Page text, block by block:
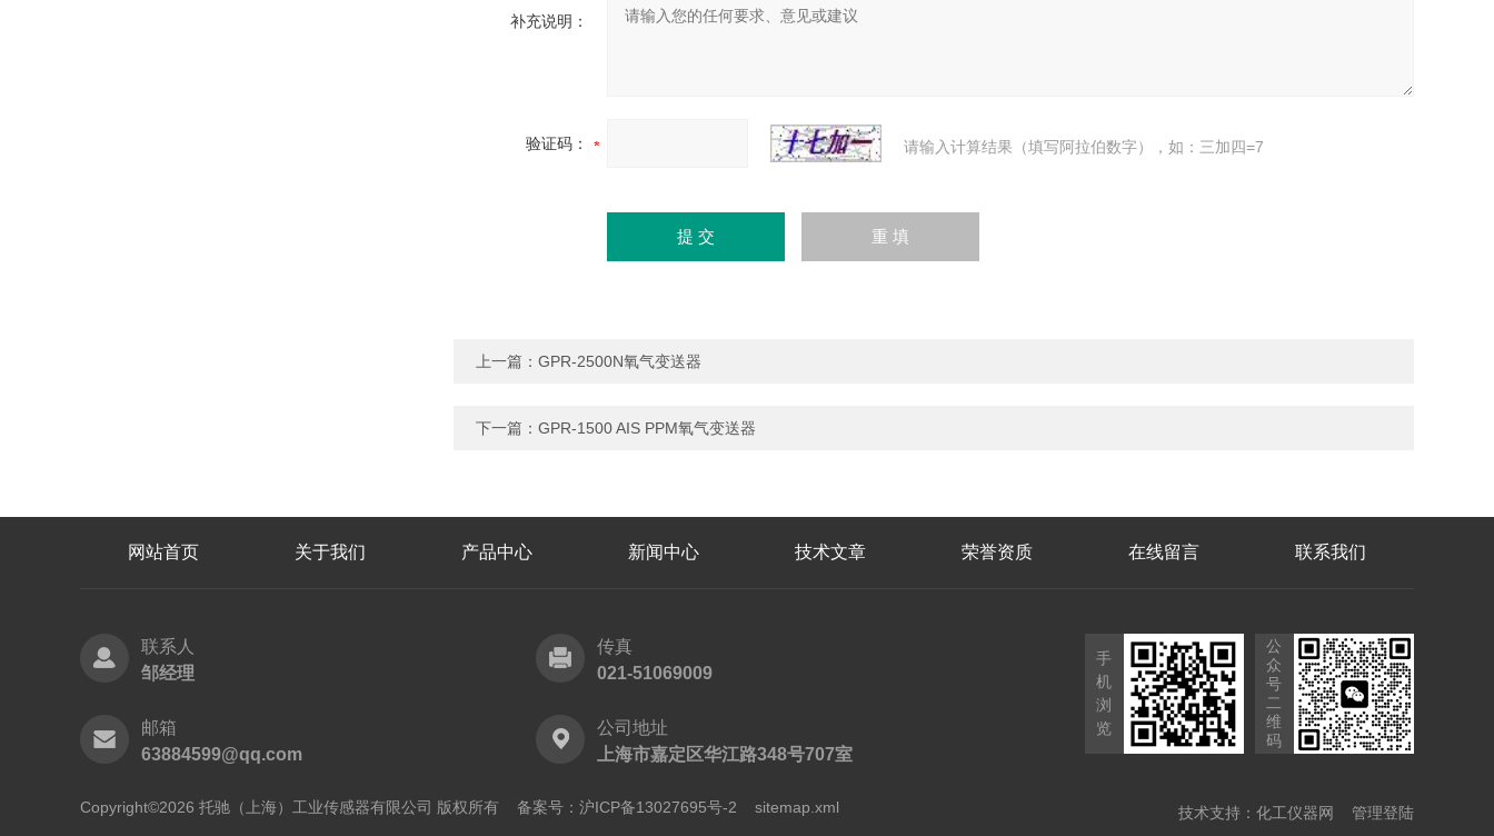
补充说明：
验证码： 请输入计算结果（填写阿拉伯数字），如：三加四=7
上一篇： GPR-2500N氧气变送器
下一篇： GPR-1500 AIS PPM氧气变送器
网站首页 关于我们 产品中心 新闻中心 技术文章 荣誉资质 在线留言 联系我们
联系人
邹经理
传真
021-51069009
邮箱
63884599@qq.com
公司地址
上海市嘉定区华江路348号707室
手
机
浏
览
公
众
号
二
维
码
Copyright©2026 托驰（上海）工业传感器有限公司 版权所有 备案号：沪ICP备13027695号-2 sitemap.xml 技术支持： 化工仪器网 管理登陆